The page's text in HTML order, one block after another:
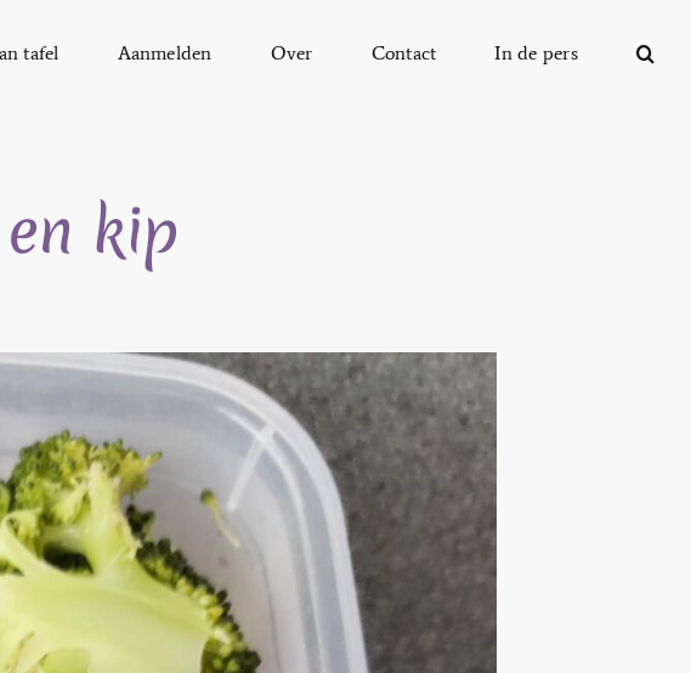
tafel Aanmelden Over Contact In de pers
kip